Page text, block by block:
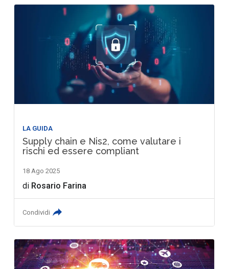
LA GUIDA
Supply chain e Nis2, come valutare i
rischi ed essere compliant
18 Ago 2025
di Rosario Farina
Condividi